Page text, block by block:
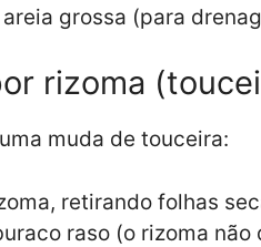
grossa (para
rizoma
muda de touceira:
retirando folhas
raso (o rizoma